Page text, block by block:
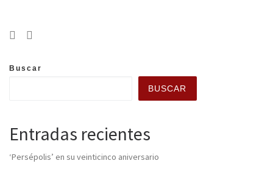
Buscar
BUSCAR
Entradas recientes
‘Persépolis’ en su veinticinco aniversario